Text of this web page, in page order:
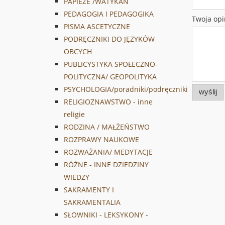
PEDAGOGIA I PEDAGOGIKA
PISMA ASCETYCZNE
PODRĘCZNIKI DO JĘZYKÓW
OBCYCH
PUBLICYSTYKA SPOŁECZNO-
POLITYCZNA/ GEOPOLITYKA
PSYCHOLOGIA/poradniki/podręczniki
RELIGIOZNAWSTWO - inne
religie
RODZINA / MAŁŻEŃSTWO
ROZPRAWY NAUKOWE
ROZWAŻANIA/ MEDYTACJE
RÓŻNE - INNE DZIEDZINY
WIEDZY
SAKRAMENTY I
SAKRAMENTALIA
SŁOWNIKI - LEKSYKONY -
Twoja
wyślij